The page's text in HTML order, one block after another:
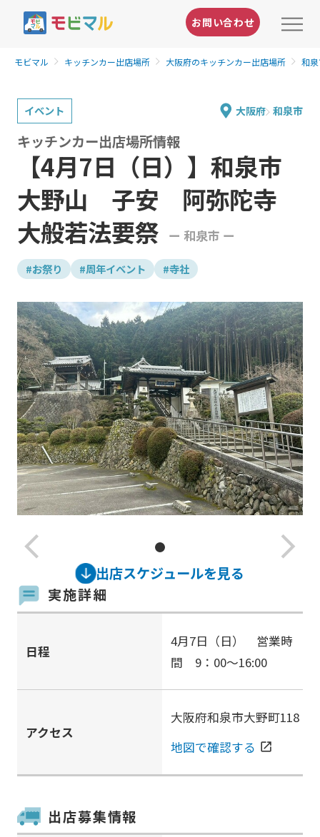
お問い合わせ
モビマル キッチンカー出店場所 大阪府のキッチンカー出店場所 和
イベント 大阪府 和泉市
【4月7日（日）】和泉市
大野山 子安 阿弥陀寺
大般若法要祭
ー 和泉市 ー
キッチンカー出店場所情報
#お祭り #周年イベント #寺社
arrow_back_ios_new arrow_forward_ios
出店スケジュールを見る
実施詳細
日程
4月7日（日） 営業時
間 9：00～16:00
アクセス
大阪府和泉市大野町118
地図で確認する open_in_new
出店募集情報